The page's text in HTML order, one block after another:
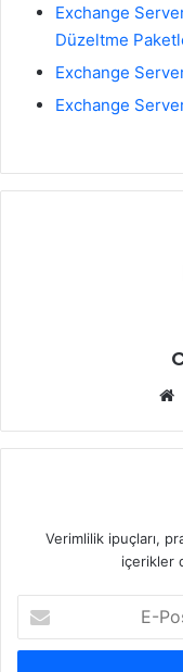
Exchange
Düzeltme
Exchange
Exchange
Verimlilik ipuçları,
içerikler
Posta
adresinizi